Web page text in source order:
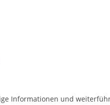
Informationen und